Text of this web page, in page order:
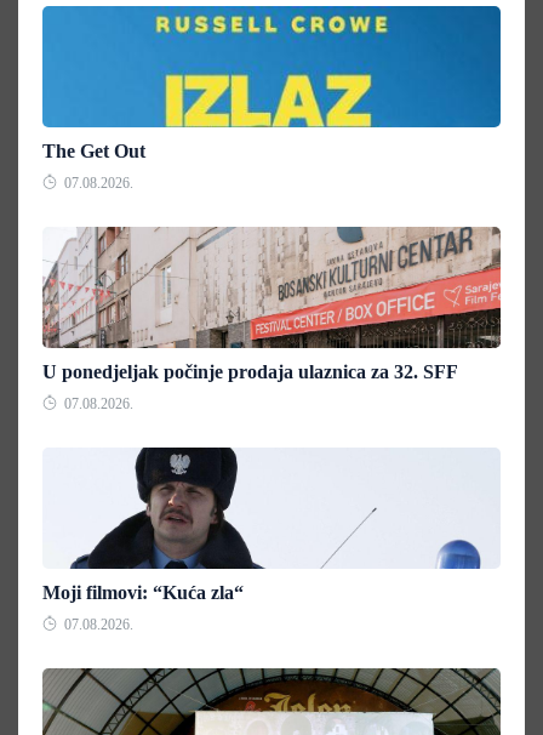
The Get Out
07.08.2026.
U ponedjeljak počinje prodaja ulaznica za 32. SFF
07.08.2026.
Moji filmovi: “Kuća zla“
07.08.2026.